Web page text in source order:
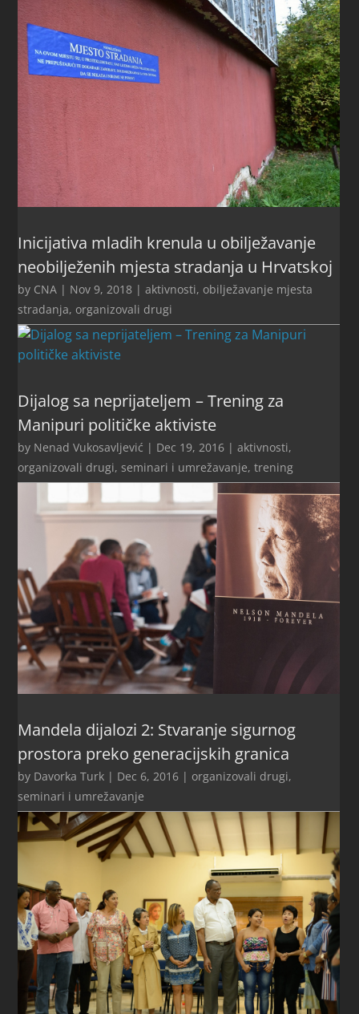
Inicijativa mladih krenula u obilježavanje
neobilježenih mjesta stradanja u Hrvatskoj
by CNA | Nov 9, 2018 |aktivnosti, obilježavanje mjesta
stradanja, organizovali drugi
Dijalog sa neprijateljem – Trening za
Manipuri političke aktiviste
by Nenad Vukosavljević | Dec 19, 2016 |aktivnosti,
organizovali drugi, seminari i umrežavanje,trening
Mandela dijalozi 2: Stvaranje sigurnog
prostora preko generacijskih granica
by Davorka Turk | Dec 6, 2016 | organizovali drugi,
seminari i umrežavanje